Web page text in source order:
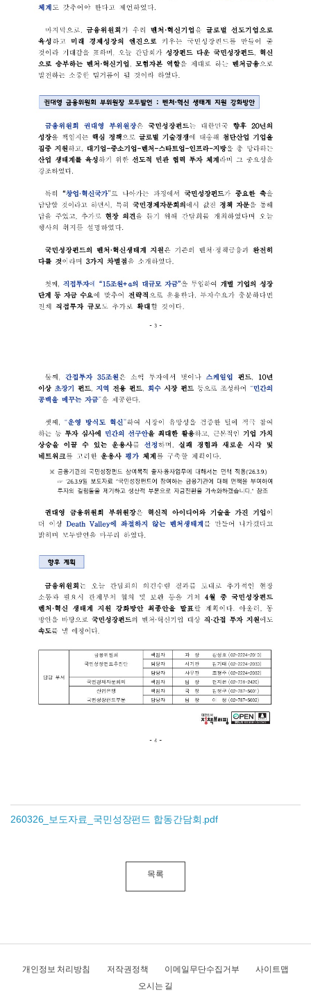
260326_보도자료_국민성장펀드 합동간담회.pdf
목록
개인정보 처리방침 저작권정책 이메일무단수집거부
사이트맵
오시는 길